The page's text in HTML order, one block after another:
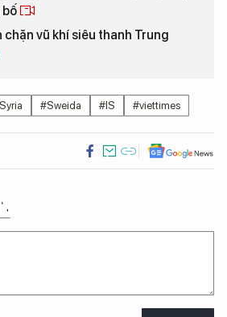
bố
chặn vũ khí siêu thanh Trung
#Sweida #IS #viettimes